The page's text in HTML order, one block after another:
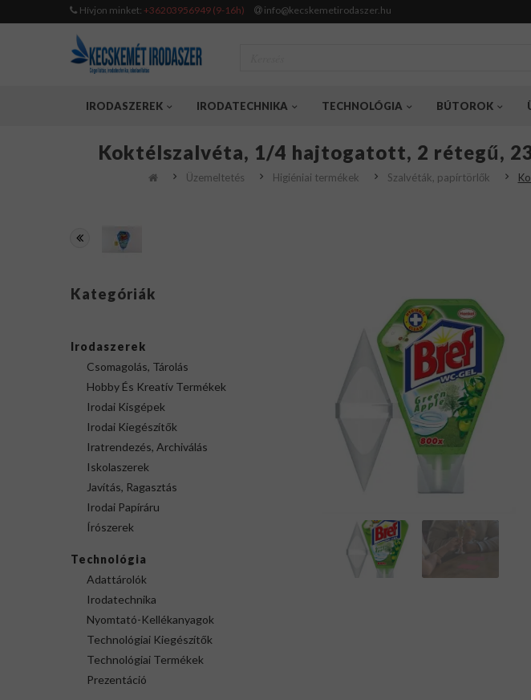
Hívjon minket: +36203956949 (9-16h) info@kecskemetirodaszer.hu
IRODASZEREK IRODATECHNIKA TECHNOLÓGIA BÚTOROK
Koktélszalvéta, 1/4 hajtogatott, 2 rétegű,
Üzemeltetés Higiéniai termékek Szalvéták, papírtörlők
Kategóriák
Irodaszerek
Csomagolás, Tárolás
Hobby És Kreatív Termékek
Irodai Kisgépek
Irodai Kiegészítők
Iratrendezés, Archiválás
Iskolaszerek
Javítás, Ragasztás
Irodai Papíráru
Írószerek
Technológia
Adattárolók
Irodatechnika
Nyomtató-Kellékanyagok
Technológiai Kiegészítők
Technológiai Termékek
Prezentáció